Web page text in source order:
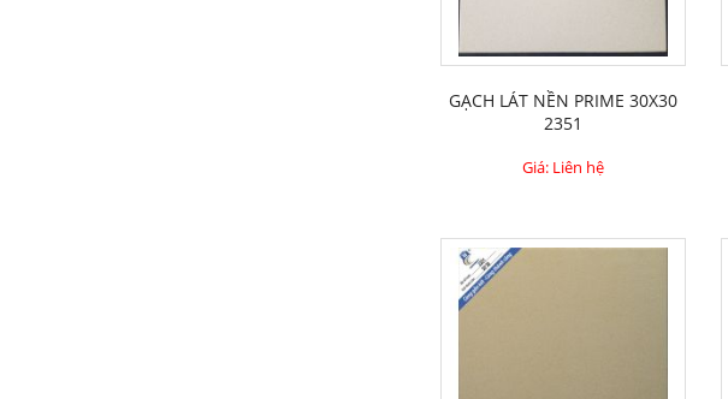
GẠCH LÁT NỀN PRIME 30X30
2351
Giá: Liên hệ